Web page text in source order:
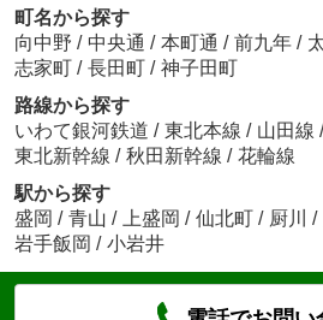
町名から探す
向中野 / 中央通 / 本町通 / 前九年 /
志家町 / 長田町 / 神子田町
路線から探す
いわて銀河鉄道 / 東北本線 / 山田線 /
東北新幹線 / 秋田新幹線 / 花輪線
駅から探す
盛岡 / 青山 / 上盛岡 / 仙北町 / 厨川 /
岩手飯岡 / 小岩井